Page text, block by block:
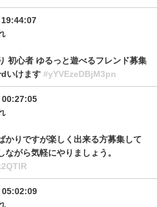
初心者 ゆるっと遊べるフレンド募集
いけます #yYVEzeDBjM3pn
00:27:05
かりですが楽しく出来る方募集して
ながら気軽にやりましょう。
05:02:09